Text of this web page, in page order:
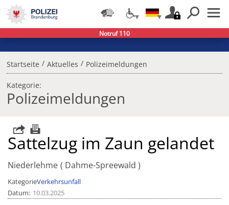
Startseite / Aktuelles / Polizeimeldungen
Kategorie:
Polizeimeldungen
Sattelzug im Zaun gelandet
Niederlehme Dahme-Spreewald
KategorieVerkehrsunfall
Datum 10.03.2025
Notruf 110